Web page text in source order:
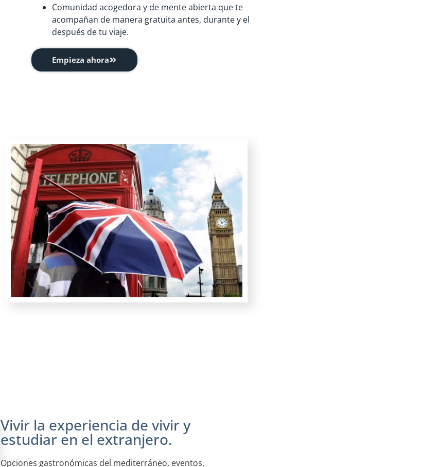
Comunidad acogedora y de mente abierta que te
acompañan de manera gratuita antes, durante y el
después de tu viaje.
Empieza ahora
Vivir la experiencia de vivir y
estudiar en el extranjero.
Opciones gastronómicas del mediterráneo, eventos,